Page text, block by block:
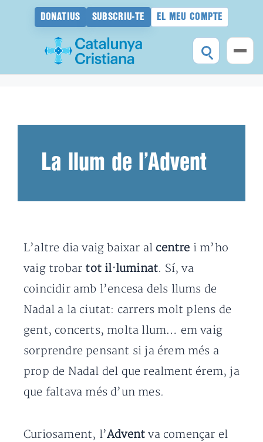
DONATIUS SUBSCRIU-TE EL MEU COMPTE
La llum de l’Advent
L’altre dia vaig baixar al centre i m’ho
vaig trobar tot il·luminat. Sí, va
coincidir amb l’encesa dels llums de
Nadal a la ciutat: carrers molt plens de
gent, concerts, molta llum… em vaig
sorprendre pensant si ja érem més a
prop de Nadal del que realment érem, ja
que faltava més d’un mes.
Curiosament, l’Advent va començar el